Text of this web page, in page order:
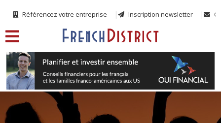
Référencez votre entreprise Inscription newsletter